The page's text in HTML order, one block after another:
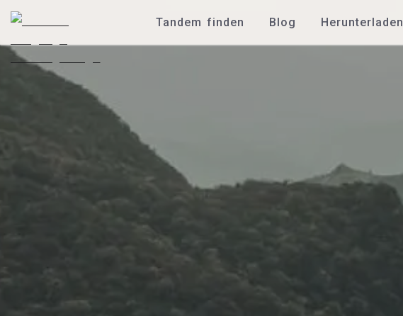
Tandem finden Blog Herunterladen